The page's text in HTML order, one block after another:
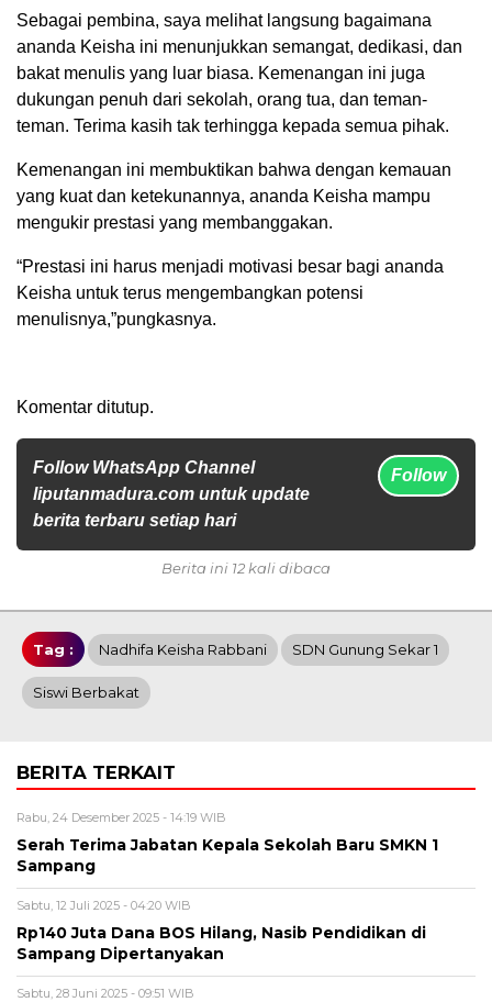
Sebagai pembina, saya melihat langsung bagaimana
ananda Keisha ini menunjukkan semangat, dedikasi, dan
bakat menulis yang luar biasa. Kemenangan ini juga
dukungan penuh dari sekolah, orang tua, dan teman-
teman. Terima kasih tak terhingga kepada semua pihak.
Kemenangan ini membuktikan bahwa dengan kemauan
yang kuat dan ketekunannya, ananda Keisha mampu
mengukir prestasi yang membanggakan.
“Prestasi ini harus menjadi motivasi besar bagi ananda
Keisha untuk terus mengembangkan potensi
menulisnya,”pungkasnya.
Komentar ditutup.
Follow WhatsApp Channel
liputanmadura.com untuk update
berita terbaru setiap hari
Follow
Berita ini 12 kali dibaca
Tag : Nadhifa Keisha Rabbani SDN Gunung Sekar 1
Siswi Berbakat
BERITA TERKAIT
Rabu, 24 Desember 2025 - 14:19 WIB
Serah Terima Jabatan Kepala Sekolah Baru SMKN 1
Sampang
Sabtu, 12 Juli 2025 - 04:20 WIB
Rp140 Juta Dana BOS Hilang, Nasib Pendidikan di
Sampang Dipertanyakan
Sabtu, 28 Juni 2025 - 09:51 WIB